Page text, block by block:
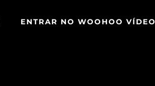
ENTRAR NO WOOHOO VÍDEO